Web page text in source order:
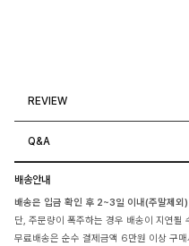
REVIEW
Q&A
배송안내
배송은 입금 확인 후 2~3일 이내(주말제외
단, 주문량이 폭주하는 경우 배송이 지연될
무료배송은 순수 결제금액 6만원 이상 구